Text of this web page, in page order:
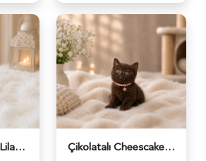
British Shorthair Lilac Renk Dişi Yavrumuz - 4646 Çikolatalı Cheescake British Shorthair Dişi Yavrumuz - 4902